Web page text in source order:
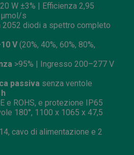
W ±3% | Efficienza 2,95
s
2052 diodi a spettro completo
V(20%, 40%, 60%, 80%,
>95% | Ingresso 200–277 V
passiva senza ventole
e ROHS, e protezione IP65
180°, 1100 x 1065 x 47,5
cavo di alimentazione e 2